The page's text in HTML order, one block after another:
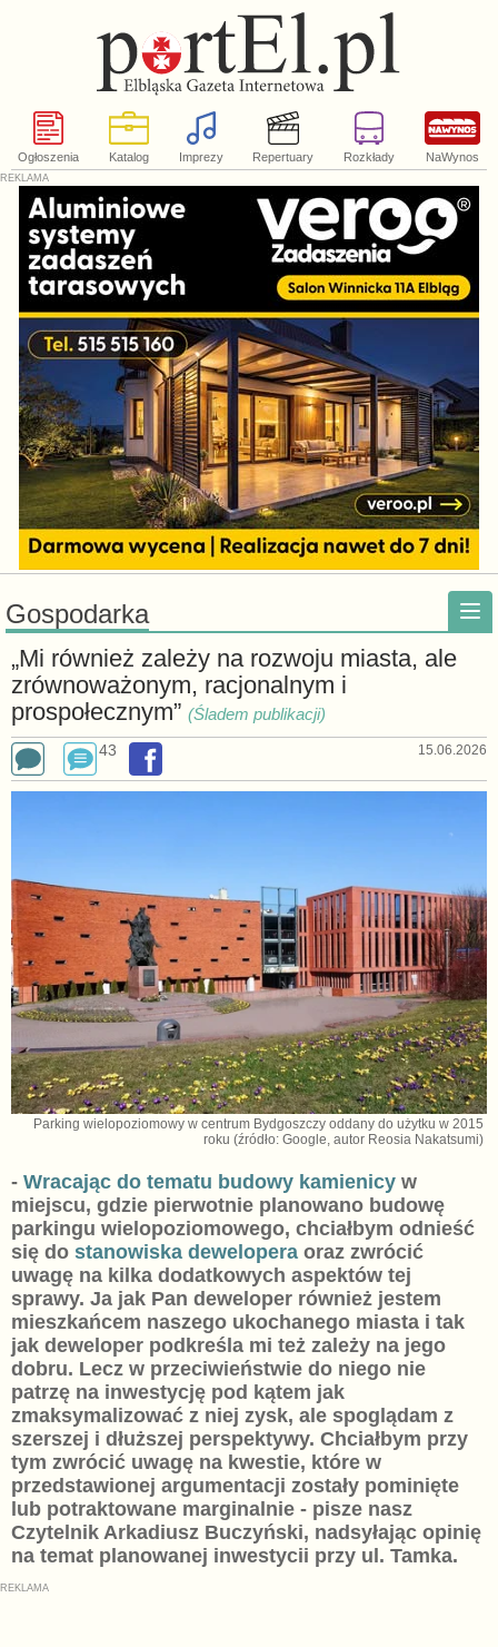
Ogłoszenia Katalog Imprezy Repertuary Rozkłady NaWynos
Gospodarka
„Mi również zależy na rozwoju miasta, ale
zrównoważonym, racjonalnym i
prospołecznym” (Śladem publikacji)
43 15.06.2026
Parking wielopoziomowy w centrum Bydgoszczy oddany do użytku w 2015
roku (źródło: Google, autor Reosia Nakatsumi)
- Wracając do tematu budowy kamienicyw
miejscu, gdzie pierwotnie planowano budowę
parkingu wielopoziomowego, chciałbym odnieść
się dostanowiska deweloperaoraz zwrócić
uwagę na kilka dodatkowych aspektów tej
sprawy. Ja jak Pan deweloper również jestem
mieszkańcem naszego ukochanego miasta i tak
jak deweloper podkreśla mi też zależy na jego
dobru. Lecz w przeciwieństwie do niego nie
patrzę na inwestycję pod kątem jak
zmaksymalizować z niej zysk, ale spoglądam z
szerszej i dłuższej perspektywy. Chciałbym przy
tym zwrócić uwagę na kwestie, które w
przedstawionej argumentacji zostały pominięte
lub potraktowane marginalnie - pisze nasz
Czytelnik Arkadiusz Buczyński, nadsyłając opinię
na temat planowanej inwestycii przy ul. Tamka.